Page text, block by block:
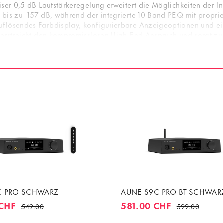
0,5-dB-Lautstärkeregelung erweitert die Möglichkeiten der
zu -157 dB, während der integrierte 10-Band-PEQ mit
Farbdisplay, konfigurierbare Anzeigeoptionen und
SCHWARZ
549.00
AUNE S9C PRO BT
581.00 CHF 599.00